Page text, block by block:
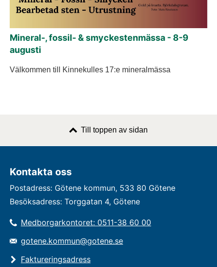
Mineral-, fossil- & smyckestenmässa - 8-9
augusti
Välkommen till Kinnekulles 17:e mineralmässa
Till toppen av sidan
Kontakta oss
Postadress: Götene kommun, 533 80 Götene
Besöksadress: Torggatan 4, Götene
Medborgarkontoret: 0511-38 60 00
gotene.kommun@gotene.se
Faktureringsadress